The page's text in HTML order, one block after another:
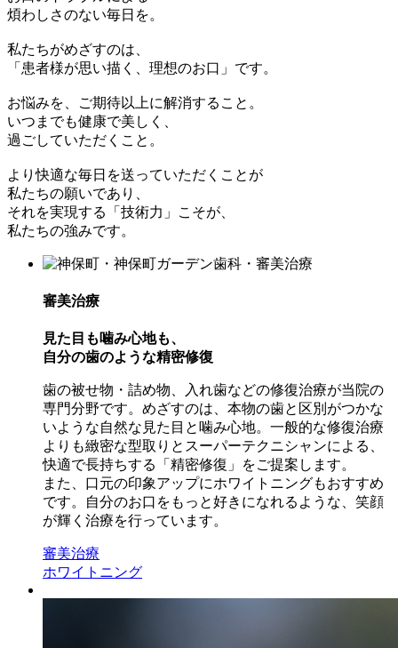
煩わしさのない毎日を。
私たちがめざすのは、
「患者様が思い描く、理想のお口」です。
お悩みを、ご期待以上に解消すること。
いつまでも健康で美しく、
過ごしていただくこと。
より快適な毎日を送っていただくことが
私たちの願いであり、
それを実現する「技術力」こそが、
私たちの強みです。
審美治療
見た目も噛み心地も、
自分の歯のような精密修復
歯の被せ物・詰め物、入れ歯などの修復治療が当院の
専門分野です。めざすのは、本物の歯と区別がつかな
いような自然な見た目と噛み心地。一般的な修復治療
よりも緻密な型取りとスーパーテクニシャンによる、
快適で長持ちする「精密修復」をご提案します。
また、口元の印象アップにホワイトニングもおすすめ
です。自分のお口をもっと好きになれるような、笑顔
が輝く治療を行っています。
審美治療
ホワイトニング